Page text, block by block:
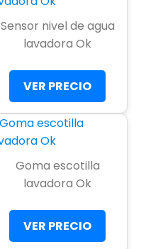
Sensor nivel de agua
lavadora Ok
VER PRECIO
Goma escotilla
lavadora Ok
VER PRECIO